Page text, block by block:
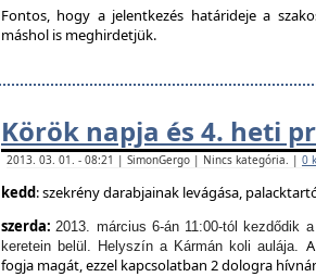
Fontos, hogy a jelentkezés határideje a
máshol is meghirdetjük.
Körök napja és 4. heti
2013. 03. 01. - 08:21 | SimonGergo | Nincs kategória. | 0
kedd: szekrény darabjainak levágása,
szerda:2013. március 6-án 11:00-tól kezdődik
keretein belül. Helyszín a Kármán koli aulája.
fogja magát, ezzel kapcsolatban 2 dologra